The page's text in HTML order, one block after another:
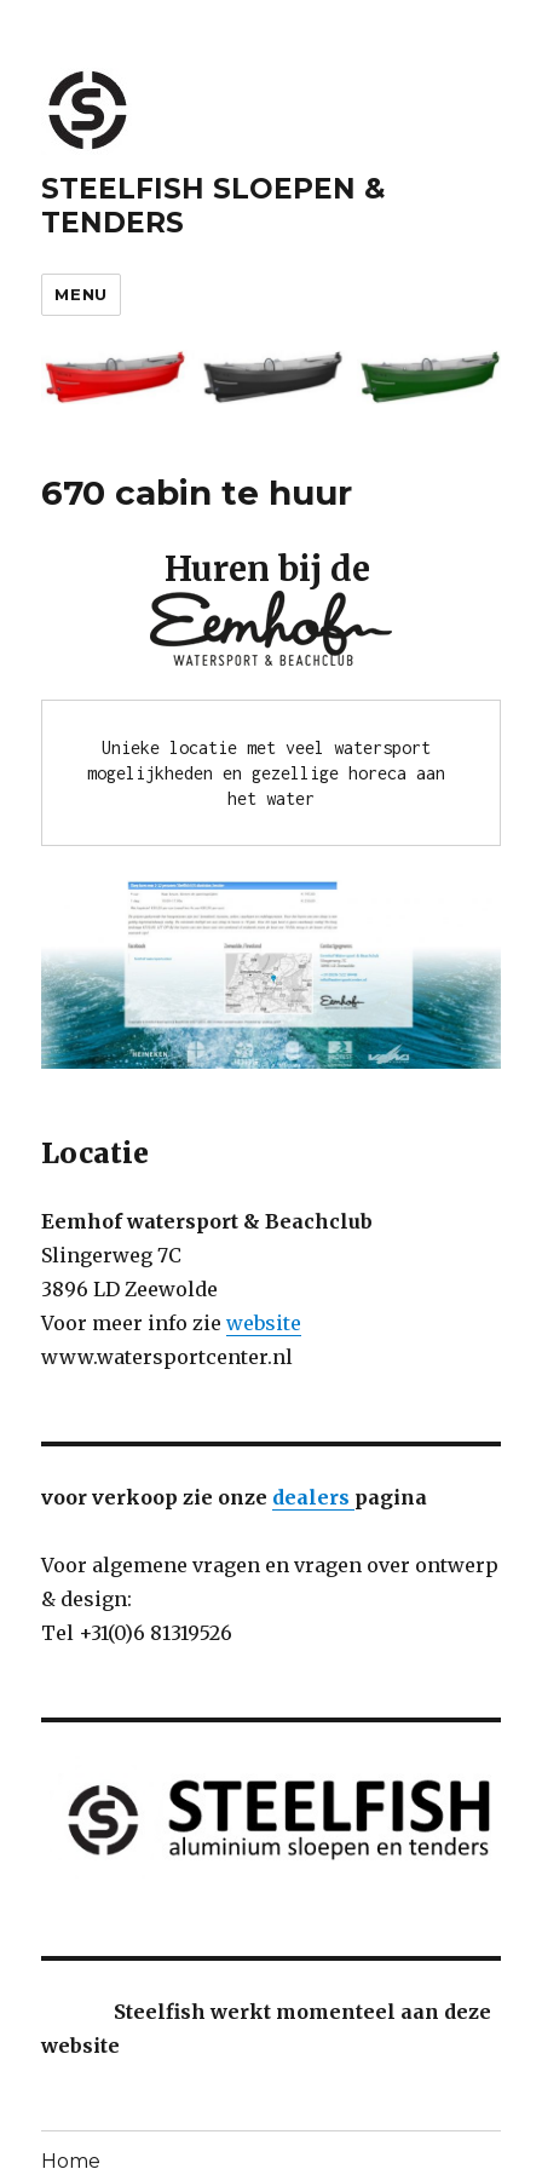
STEELFISH SLOEPEN &
TENDERS
MENU
670 cabin te huur
Huren bij de
Unieke locatie met veel watersport
mogelijkheden en gezellige horeca aan
het water
Locatie
Eemhof watersport & Beachclub
Slingerweg 7C
3896 LD Zeewolde
Voor meer info ziewebsite
www.watersportcenter.nl
voor verkoop zie onze dealers pagina
Voor algemene vragen en vragen over ontwerp
& design:
Tel +31(0)6 81319526
Steelfish werkt momenteel aan deze
website
Home